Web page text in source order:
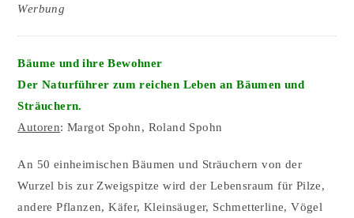
Werbung
Bäume und ihre Bewohner
Der Naturführer zum reichen Leben an Bäumen und
Sträuchern.
Autoren: Margot Spohn, Roland Spohn
An 50 einheimischen Bäumen und Sträuchern von der
Wurzel bis zur Zweigspitze wird der Lebensraum für Pilze,
andere Pflanzen, Käfer, Kleinsäuger, Schmetterline, Vögel